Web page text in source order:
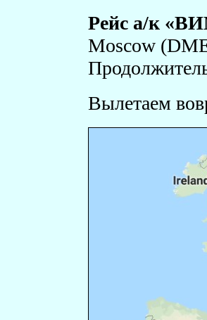
Рейс а/к
Moscow
Вылетаем